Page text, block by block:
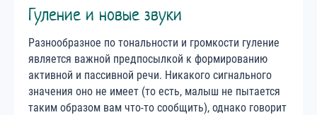
Гуление и новые звуки
Разнообразное по тональности и громкости гуление
является важной предпосылкой к формированию
активной и пассивной речи. Никакого сигнального
значения оно не имеет (то есть, малыш не пытается
таким образом вам что-то сообщить), однако говорит